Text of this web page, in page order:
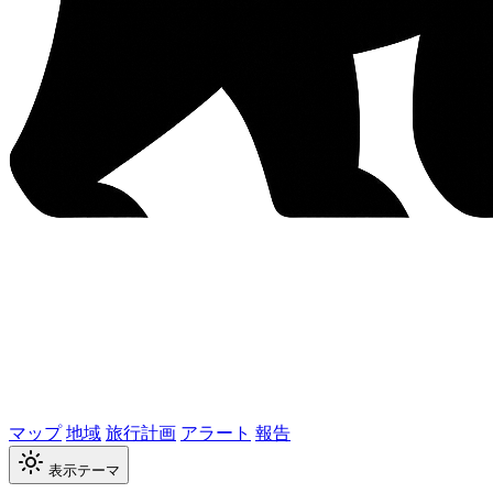
マップ地域旅行計画 アラート 報告
表示テーマ